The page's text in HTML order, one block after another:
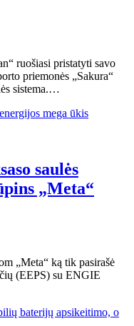
ruošiasi pristatyti savo
priemonės „Sakura“
sistema.…
saulės
„Meta“
„Meta“ ką tik pasirašė
(EEPS) su ENGIE